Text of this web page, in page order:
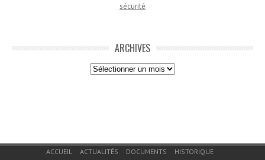
sécurité
ARCHIVES
Archives
Menu du bas de page
ACCUEIL ACTUALITÉS DOCUMENTS HISTORIQUE